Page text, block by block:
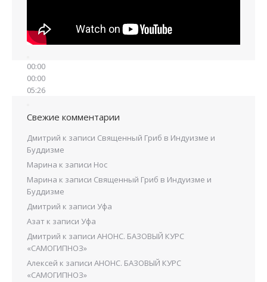
00:00
00:00
05:26
Свежие комментарии
Дмитрий к записи Священный Гриб в Индуизме и
Буддизме
Марина к записи Нос
Марина к записи Священный Гриб в Индуизме и
Буддизме
Дмитрий к записи Уфа
Азат к записи Уфа
Дмитрий к записи АНОНС. БАЗОВЫЙ КУРС
«САМОГИПНОЗ»
Алексей к записи АНОНС. БАЗОВЫЙ КУРС
«САМОГИПНОЗ»